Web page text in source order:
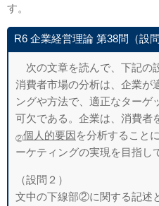
す。
R6 企業経営理論 第38問（設問
次の文章を読んで、下記の
消費者市場の分析は、企業が
ングや方法で、適正なターゲ
可欠である。企業は、消費者
②個人的要因 を分析すること
ーケティングの実現を目指し
（設問２）
文中の下線部②に関する記述